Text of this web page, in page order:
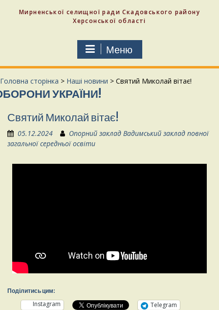
Мирненської селищної ради Скадовського району
Херсонської області
Меню
Головна сторінка > Наші новини > Святий Миколай вітає!
УКРАЇНИ!
Святий Миколай вітає!
05.12.2024
Опорний заклад Вадимський заклад повної
загальної середньої освіти
Поділитись цим:
Instagram
Telegram